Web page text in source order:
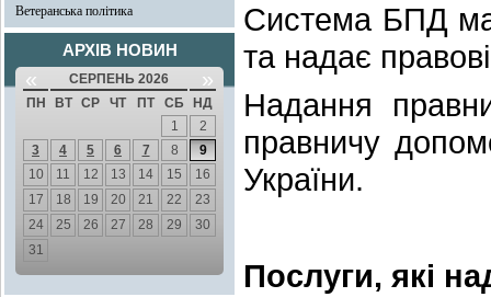
Ветеранська політика
АРХІВ НОВИН
« СЕРПЕНЬ 2026 »
ПН ВТ СР ЧТ ПТ СБ
НД
1
2
3
4 5 6 7 8
9
10
11 12 13 14 15
16
17
18 19 20 21 22
23
24
25 26 27 28 29
30
31
Система БПД
та надає
Надання
правничу
України.
Послуги, які